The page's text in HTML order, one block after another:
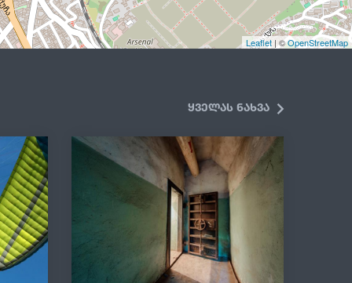
4
Leaflet | ©OpenStreetMap
ყველას ნახვა